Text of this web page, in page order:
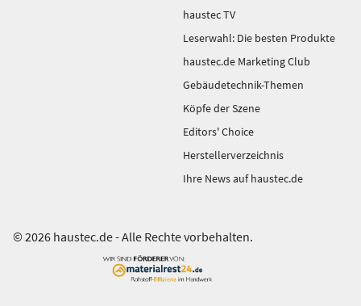
haustec TV
Leserwahl: Die besten Produkte
haustec.de Marketing Club
Gebäudetechnik-Themen
Köpfe der Szene
Editors' Choice
Herstellerverzeichnis
Ihre News auf haustec.de
© 2026 haustec.de - Alle Rechte vorbehalten.